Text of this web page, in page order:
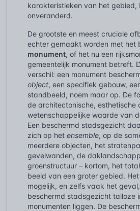
karakteristieken van het gebied,
onveranderd.
De grootste en meest cruciale
echter gemaakt worden met het
monument, of het nu een
gemeentelijk monument betreft.
verschil: een monument
object, een specifiek gebouw,
standbeeld, noem maar op. De
de architectonische, esthetische
wetenschappelijke waarde van
Een beschermd stadsgezicht
zich op het ensemble, op de
meerdere objecten, het
gevelwanden, de
groenstructuur – kortom, het
beeld van een groter gebied.
mogelijk, en zelfs vaak het
beschermd stadsgezicht talloze
monumenten liggen. De